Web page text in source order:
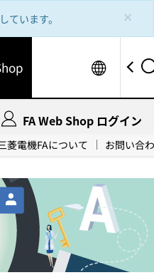
×
います。
菱電機FAについて お問い合
FA Web Shop ログイン